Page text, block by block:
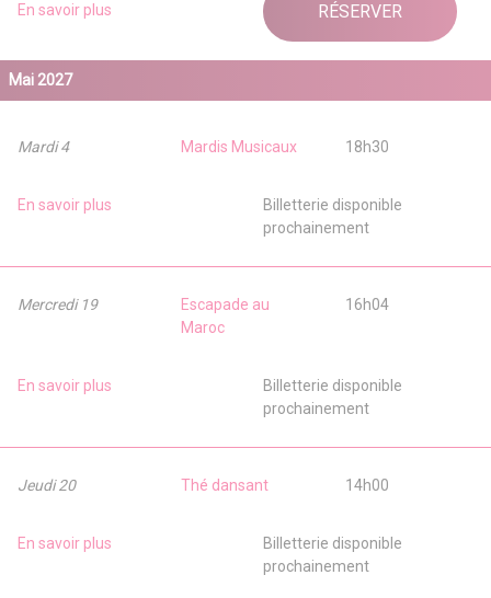
En savoir plus RÉSERVER
Mai 2027
Mardi 4 Mardis Musicaux 18h30
En savoir plus
Billetterie disponible
prochainement
Mercredi 19
Escapade au
Maroc
16h04
En savoir plus
Billetterie disponible
prochainement
Jeudi 20 Thé dansant 14h00
En savoir plus
Billetterie disponible
prochainement